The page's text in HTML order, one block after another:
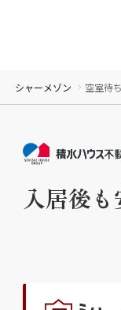
シャーメゾンライ
シャーメゾン 空室待
入居後